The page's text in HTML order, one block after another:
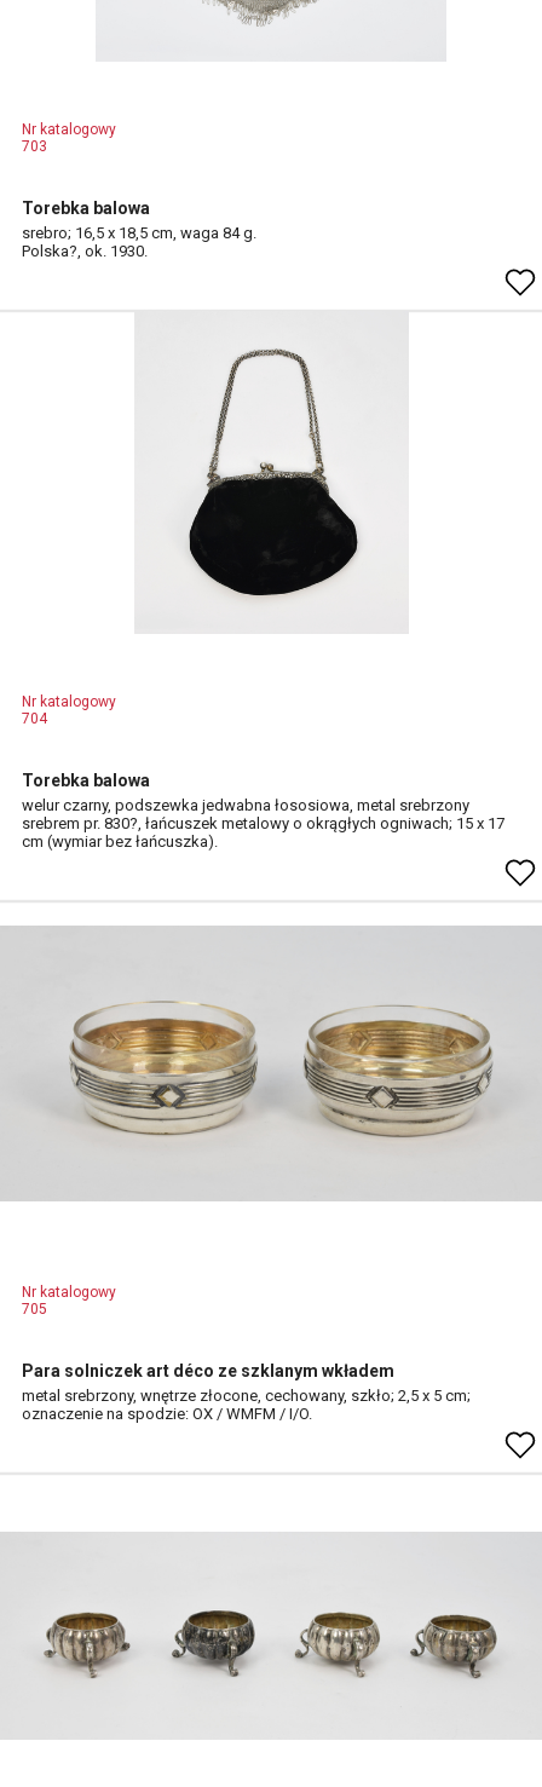
Nr katalogowy
703
Torebka balowa
srebro; 16,5 x 18,5 cm, waga 84 g.
Polska?, ok. 1930.
Nr katalogowy
704
Torebka balowa
welur czarny, podszewka jedwabna łososiowa, metal srebrzony
srebrem pr. 830?, łańcuszek metalowy o okrągłych ogniwach; 15 x 17
cm (wymiar bez łańcuszka).
Nr katalogowy
705
Para solniczek art déco ze szklanym wkładem
metal srebrzony, wnętrze złocone, cechowany, szkło; 2,5 x 5 cm;
oznaczenie na spodzie: OX / WMFM / I/O.